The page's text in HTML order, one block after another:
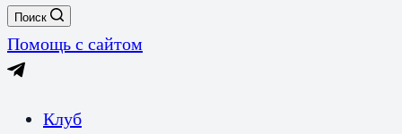
Поиск
Помощь с сайтом
Клуб